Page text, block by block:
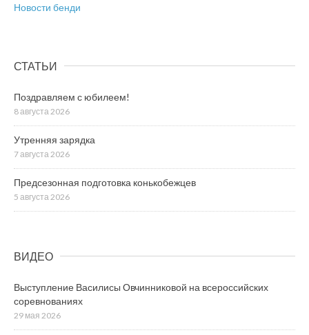
Новости бенди
СТАТЬИ
Поздравляем с юбилеем!
8 августа 2026
Утренняя зарядка
7 августа 2026
Предсезонная подготовка конькобежцев
5 августа 2026
ВИДЕО
Выступление Василисы Овчинниковой на всероссийских
соревнованиях
29 мая 2026